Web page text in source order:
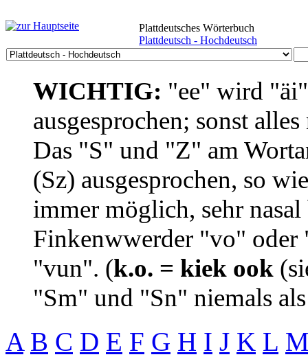
Plattdeutsches Wörterbuch
Plattdeutsch - Hochdeutsch
WICHTIG: "ee" wird
ausgesprochen; sonst
Das "S" und "Z" am
(Sz) ausgesprochen, so
immer möglich, sehr
Finkenwwerder "vo"
"vun". (k.o. = kiek ook
"Sm" und "Sn" niemals
A B C D E F G H I J K L